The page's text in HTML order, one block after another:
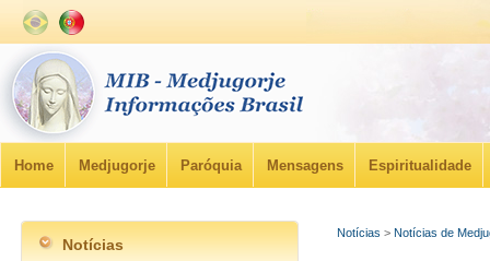
Home Medjugorje Paróquia Mensagens Espiritualidade
Notícias > Notícias de
Notícias